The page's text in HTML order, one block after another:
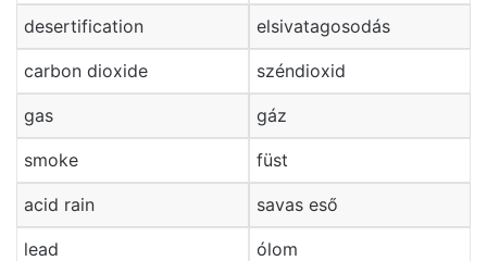
desertification elsivatagosodás
carbon dioxide széndioxid
gas gáz
smoke füst
acid rain savas eső
lead ólom